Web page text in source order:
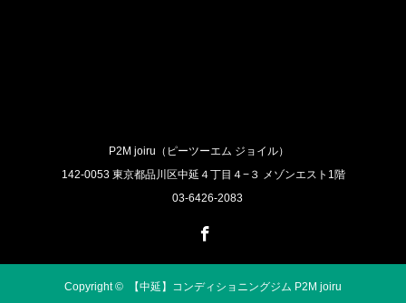
P2M joiru（ピーツーエム ジョイル）
142-0053 東京都品川区中延４丁目４−３ メゾンエスト1階
03-6426-2083
Copyright © 【中延】コンディショニングジム P2M joiru